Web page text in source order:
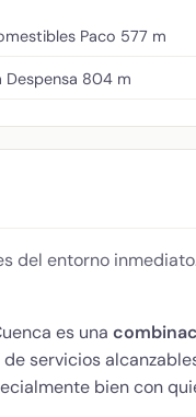
Paco 577 m
Despensa 804 m
del entorno
es una
servicios
bien con